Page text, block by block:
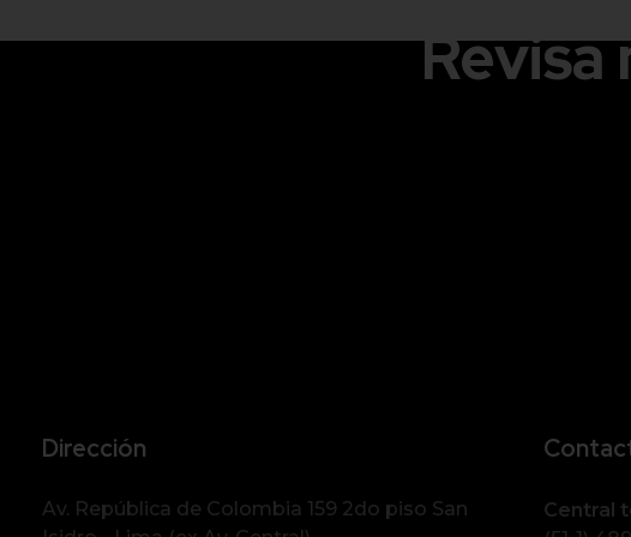
Dirección
Av. República de Colombia 159 2do piso San
Central